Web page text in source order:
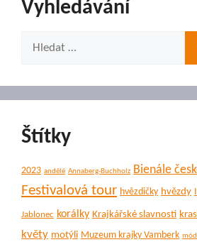
Vyhledávání
Štítky
2023 andělé Annaberg-Buchholz Bienále
Festivalová tour hvězdičky hvězdy
Jablonec korálky Krajkářské slavnosti
květy motýli Muzeum krajky Vamberk